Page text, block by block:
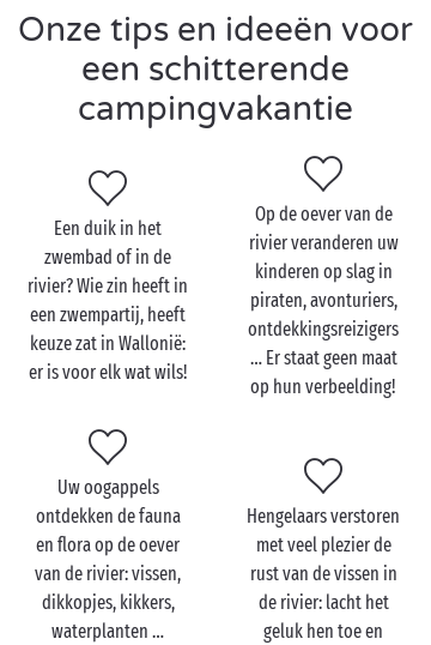
jongste campinggasten zich uitleven en nieuwe
vrienden maken. Ondertussen zien de ouders kans
om zelf deel te nemen aan de talloze activiteiten die
ter plaatse aangeboden worden: fitness, petanque,
fietsen … Iedereen vindt hier zijn gading!
Onze tips en ideeën voor
een schitterende
campingvakantie
Een duik in het
zwembad of in de
rivier? Wie zin heeft in
een zwempartij, heeft
keuze zat in Wallonië:
er is voor elk wat wils!
Op de oever van de
rivier veranderen uw
kinderen op slag in
piraten, avonturiers,
ontdekkingsreizigers
… Er staat geen maat
op hun verbeelding!
Uw oogappels
ontdekken de fauna
en flora op de oever
van de rivier: vissen,
dikkopjes, kikkers,
waterplanten …
Hengelaars verstoren
met veel plezier de
rust van de vissen in
de rivier: lacht het
geluk hen toe en